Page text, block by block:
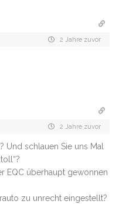
2 Jahre zuvor
2 Jahre zuvor
Und schlauen Sie uns Mal
EQC überhaupt gewonnen
zu unrecht eingestellt?